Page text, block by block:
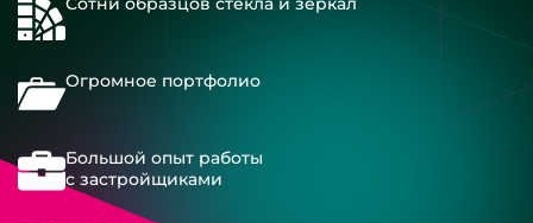
Огромное портфолио
Большой опыт работы
с застройщиками